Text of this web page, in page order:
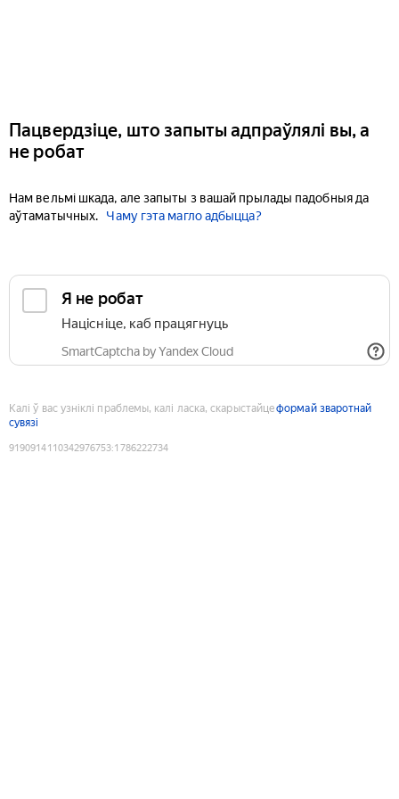
Пацвердзіце, што запыты адпраўлялі вы, а
не робат
Нам вельмі шкада, але запыты з вашай прылады падобныя да
аўтаматычных.
Чаму гэта магло адбыцца?
Я не робат
Націсніце, каб працягнуць
SmartCaptcha by Yandex Cloud
Калі ў вас узніклі праблемы, калі ласка, скарыстайцеформай зваротнай
сувязі
9190914110342976753:1786222734